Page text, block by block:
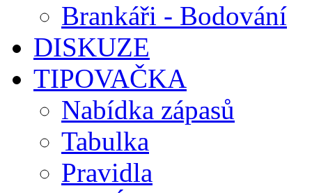
Brankáři - Bodování
DISKUZE
TIPOVAČKA
Nabídka zápasů
Tabulka
Pravidla